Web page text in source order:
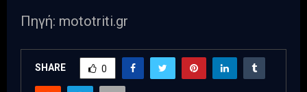
Πηγή: mototriti.gr
SHARE 0